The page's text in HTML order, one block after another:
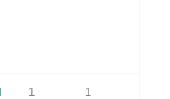
1 1